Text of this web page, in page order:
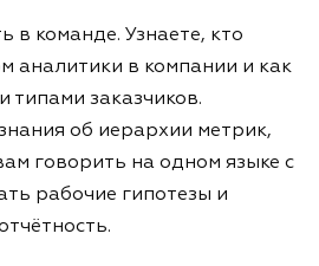
в команде. Узнаете, кто
аналитики в компании и как
типами заказчиков.
об иерархии метрик,
говорить на одном языке с
рабочие гипотезы и